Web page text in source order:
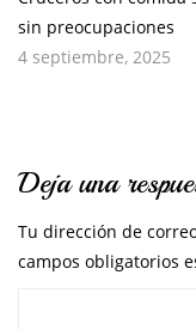
sin preocupaciones
4 septiembre, 2025
Deja una
Tu dirección de
campos obligatorios